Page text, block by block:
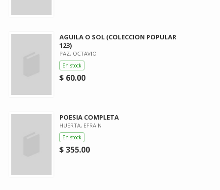
AGUILA O SOL (COLECCION POPULAR
123)
PAZ, OCTAVIO
En stock
$ 60.00
POESIA COMPLETA
HUERTA, EFRAIN
En stock
$ 355.00